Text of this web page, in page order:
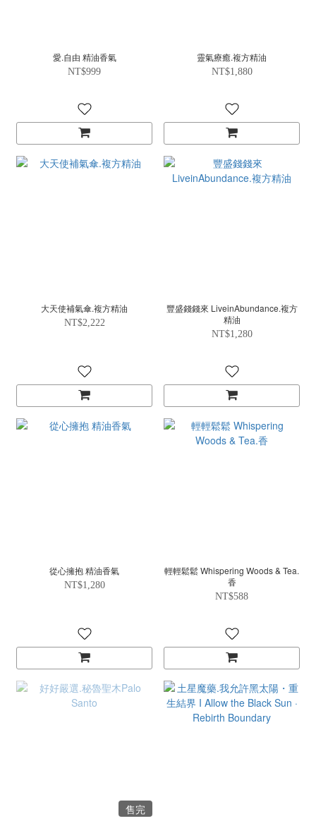
愛.自由 精油香氣
NT$999
靈氣療癒.複方精油
NT$1,880
大天使補氣傘.複方精油
NT$2,222
豐盛錢錢來 LiveinAbundance.複方
精油
NT$1,280
從心擁抱 精油香氣
NT$1,280
輕輕鬆鬆 Whispering Woods & Tea.
香
NT$588
售完